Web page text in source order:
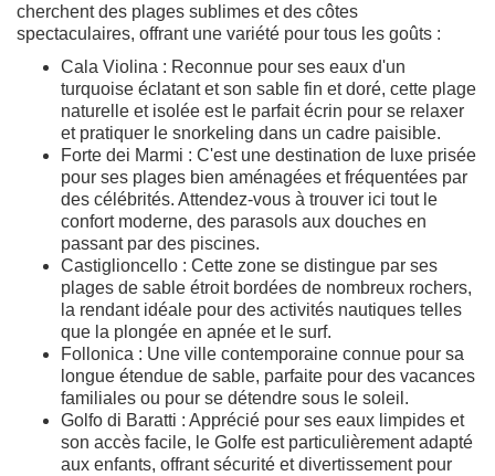
cherchent des plages sublimes et des côtes
spectaculaires, offrant une variété pour tous les goûts :
Cala Violina : Reconnue pour ses eaux d'un
turquoise éclatant et son sable fin et doré, cette plage
naturelle et isolée est le parfait écrin pour se relaxer
et pratiquer le snorkeling dans un cadre paisible.
Forte dei Marmi : C'est une destination de luxe prisée
pour ses plages bien aménagées et fréquentées par
des célébrités. Attendez-vous à trouver ici tout le
confort moderne, des parasols aux douches en
passant par des piscines.
Castiglioncello : Cette zone se distingue par ses
plages de sable étroit bordées de nombreux rochers,
la rendant idéale pour des activités nautiques telles
que la plongée en apnée et le surf.
Follonica : Une ville contemporaine connue pour sa
longue étendue de sable, parfaite pour des vacances
familiales ou pour se détendre sous le soleil.
Golfo di Baratti : Apprécié pour ses eaux limpides et
son accès facile, le Golfe est particulièrement adapté
aux enfants, offrant sécurité et divertissement pour